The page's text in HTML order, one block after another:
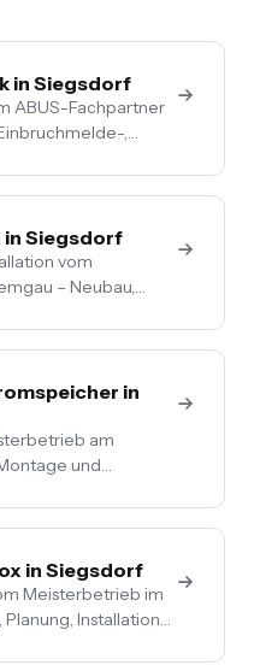
in Siegsdorf
ABUS-Fachpartner
,
Kostenlose
in Siegsdorf
vom
– Neubau,
Hand. Festpreis
in
am
und
auf
in Siegsdorf
Meisterbetrieb im
Installation